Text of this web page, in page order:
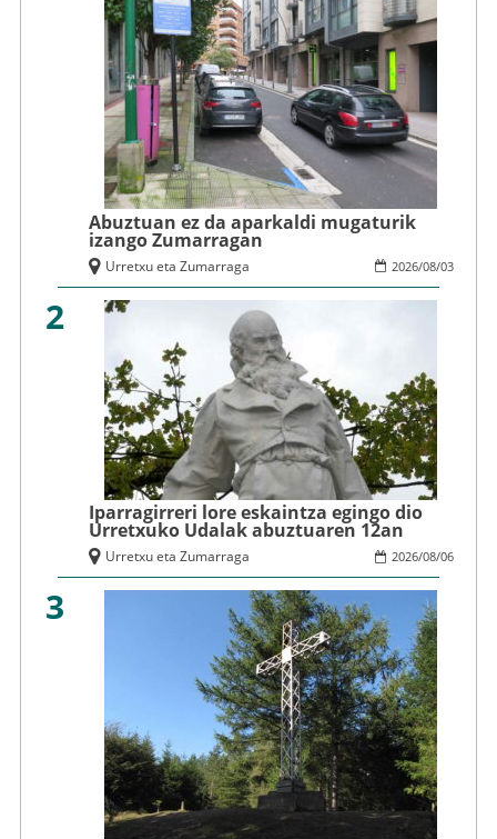
Abuztuan ez da aparkaldi mugaturik
izango Zumarragan
2026/08/03
Urretxu eta Zumarraga
2
Iparragirreri lore eskaintza egingo dio
Urretxuko Udalak abuztuaren 12an
2026/08/06
Urretxu eta Zumarraga
3